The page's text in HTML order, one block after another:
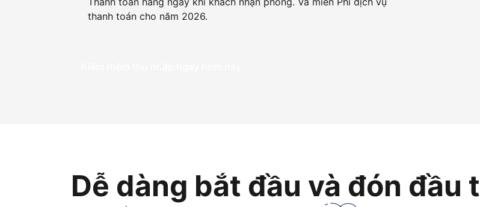
thanh toán cho năm 2026.
Kiếm thêm thu nhập ngay hôm nay
Dễ dàng bắt đầu và đón đầu